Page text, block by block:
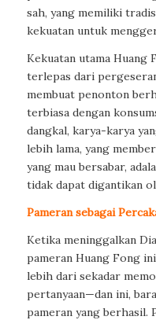
sah, yang memiliki
kekuatan untuk
Kekuatan utama Huang
terlepas dari
membuat penonton
terbiasa dengan
dangkal, karya-karya
lebih lama, yang
yang mau bersabar,
tidak dapat digantikan
Pameran sebagai
Ketika meninggalkan
pameran Huang Fong
lebih dari sekadar
pertanyaan—dan ini,
pameran yang berhasil.